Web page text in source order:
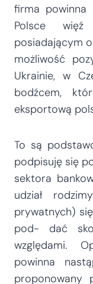
firma powinna
Polsce
posiadającym
możliwość
Ukrainie, w
bodźcem,
eksportową
To są
podpisuję się
sektora
udział
prywatnych)
pod- dać
względami.
powinna
proponowany